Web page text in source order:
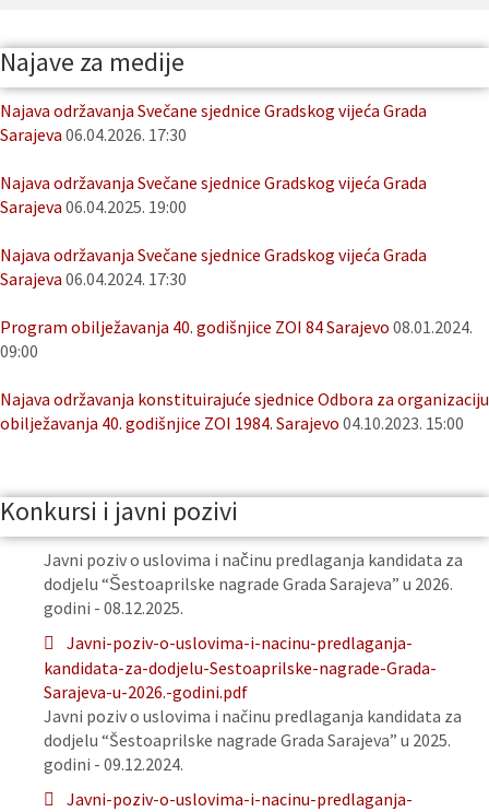
Najave za medije
Najava održavanja Svečane sjednice Gradskog vijeća Grada
Sarajeva 06.04.2026. 17:30
Najava održavanja Svečane sjednice Gradskog vijeća Grada
Sarajeva 06.04.2025. 19:00
Najava održavanja Svečane sjednice Gradskog vijeća Grada
Sarajeva 06.04.2024. 17:30
Program obilježavanja 40. godišnjice ZOI 84 Sarajevo 08.01.2024.
09:00
Najava održavanja konstituirajuće sjednice Odbora za organizaciju
obilježavanja 40. godišnjice ZOI 1984. Sarajevo 04.10.2023. 15:00
Konkursi i javni pozivi
Javni poziv o uslovima i načinu predlaganja kandidata za
dodjelu “Šestoaprilske nagrade Grada Sarajeva” u 2026.
godini - 08.12.2025.
Javni-poziv-o-uslovima-i-nacinu-predlaganja-
kandidata-za-dodjelu-Sestoaprilske-nagrade-Grada-
Sarajeva-u-2026.-godini.pdf
Javni poziv o uslovima i načinu predlaganja kandidata za
dodjelu “Šestoaprilske nagrade Grada Sarajeva” u 2025.
godini - 09.12.2024.
Javni-poziv-o-uslovima-i-nacinu-predlaganja-